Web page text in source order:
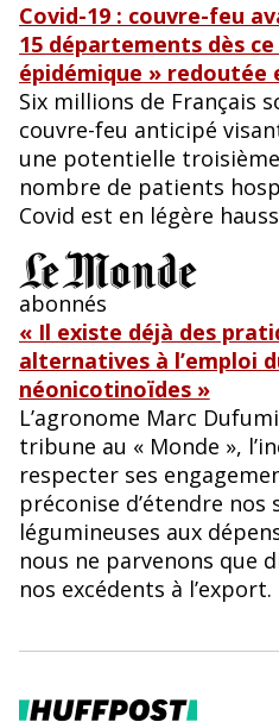
Covid-19 : couvre-feu
15 départements dès
épidémique » redoutée
Six millions de Français
couvre-feu anticipé
une potentielle
nombre de patients
Covid est en légère
abonnés
« Il existe déjà des
alternatives à l’emploi
néonicotinoïdes »
L’agronome Marc
tribune au « Monde »,
respecter ses
préconise d’étendre nos
légumineuses aux
nous ne parvenons que
nos excédents à l’export.